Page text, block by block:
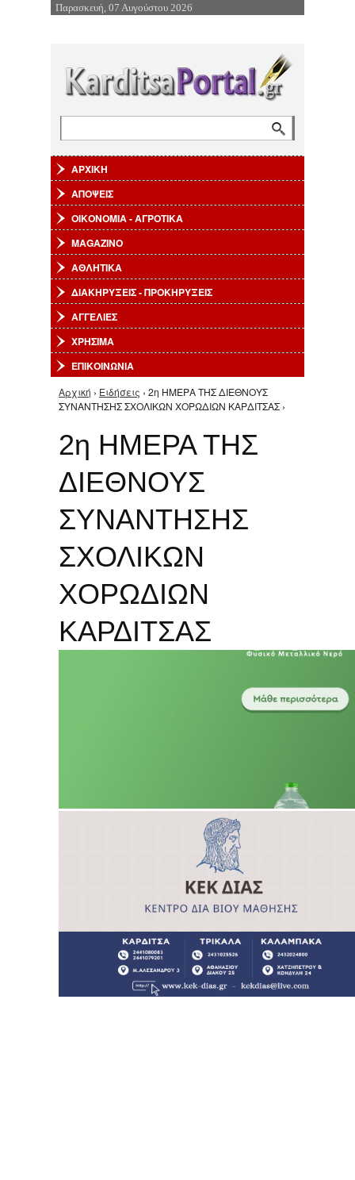
Επιστροφή στην Πλοήγηση
Παρασκευή, 07 Αυγούστου 2026
ΑΡΧΙΚΗ
ΑΠΟΨΕΙΣ
ΟΙΚΟΝΟΜΙΑ - ΑΓΡΟΤΙΚΑ
MAGAZINO
ΑΘΛΗΤΙΚΑ
ΔΙΑΚΗΡΥΞΕΙΣ - ΠΡΟΚΗΡΥΞΕΙΣ
ΑΓΓΕΛΙΕΣ
ΧΡΗΣΙΜΑ
ΕΠΙΚΟΙΝΩΝΙΑ
Είστε εδώ
Αρχική › Ειδήσεις › 2η ΗΜΕΡΑ ΤΗΣ ΔΙΕΘΝΟΥΣ
ΣΥΝΑΝΤΗΣΗΣ ΣΧΟΛΙΚΩΝ ΧΟΡΩΔΙΩΝ ΚΑΡΔΙΤΣΑΣ ›
2η ΗΜΕΡΑ ΤΗΣ
ΔΙΕΘΝΟΥΣ
ΣΥΝΑΝΤΗΣΗΣ
ΣΧΟΛΙΚΩΝ
ΧΟΡΩΔΙΩΝ
ΚΑΡΔΙΤΣΑΣ